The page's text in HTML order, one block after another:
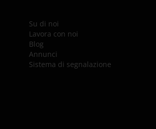
Su di noi
Lavora con noi
Blog
Annunci
Sistema di segnalazione